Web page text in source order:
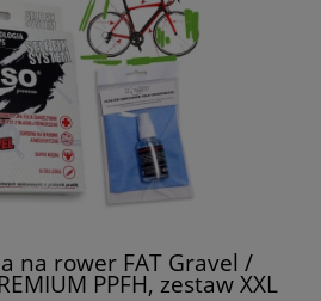
na rower FAT Gravel /
PPFH, zestaw XXL